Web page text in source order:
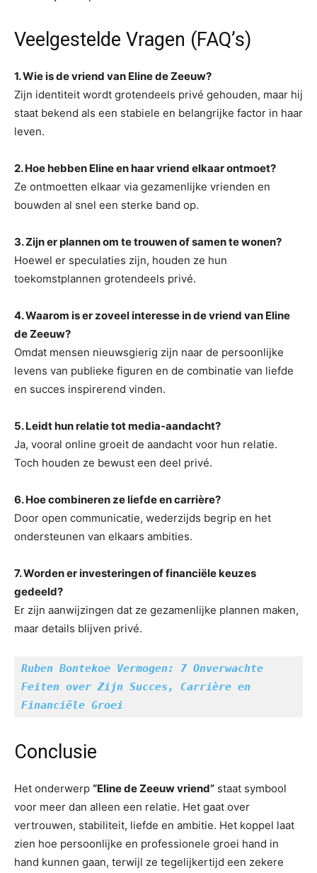
Veelgestelde Vragen (FAQ’s)
1. Wie is de vriend van Eline de Zeeuw?
Zijn identiteit wordt grotendeels privé gehouden, maar hij
staat bekend als een stabiele en belangrijke factor in haar
leven.
2. Hoe hebben Eline en haar vriend elkaar ontmoet?
Ze ontmoetten elkaar via gezamenlijke vrienden en
bouwden al snel een sterke band op.
3. Zijn er plannen om te trouwen of samen te wonen?
Hoewel er speculaties zijn, houden ze hun
toekomstplannen grotendeels privé.
4. Waarom is er zoveel interesse in de vriend van Eline
de Zeeuw?
Omdat mensen nieuwsgierig zijn naar de persoonlijke
levens van publieke figuren en de combinatie van liefde
en succes inspirerend vinden.
5. Leidt hun relatie tot media-aandacht?
Ja, vooral online groeit de aandacht voor hun relatie.
Toch houden ze bewust een deel privé.
6. Hoe combineren ze liefde en carrière?
Door open communicatie, wederzijds begrip en het
ondersteunen van elkaars ambities.
7. Worden er investeringen of financiële keuzes
gedeeld?
Er zijn aanwijzingen dat ze gezamenlijke plannen maken,
maar details blijven privé.
Ruben Bontekoe Vermogen: 7 Onverwachte
Feiten over Zijn Succes, Carrière en
Financiële Groei
Conclusie
Het onderwerp “Eline de Zeeuw vriend” staat symbool
voor meer dan alleen een relatie. Het gaat over
vertrouwen, stabiliteit, liefde en ambitie. Het koppel laat
zien hoe persoonlijke en professionele groei hand in
hand kunnen gaan, terwijl ze tegelijkertijd een zekere